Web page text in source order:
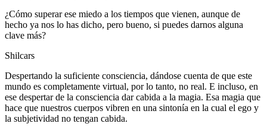
¿Cómo superar ese miedo a los tiempos que vienen, aunque de
hecho ya nos lo has dicho, pero bueno, si puedes darnos alguna
clave más?
Shilcars
Despertando la suficiente consciencia, dándose cuenta de que este
mundo es completamente virtual, por lo tanto, no real. E incluso, en
ese despertar de la consciencia dar cabida a la magia. Esa magia que
hace que nuestros cuerpos vibren en una sintonía en la cual el ego y
la subjetividad no tengan cabida.